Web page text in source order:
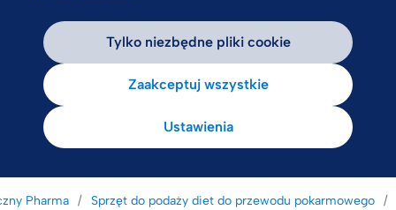
Pharma Sprzęt do podaży diet do przewodu pokarmowego
Tylko niezbędne pliki cookie
Zaakceptuj wszystkie
Ustawienia